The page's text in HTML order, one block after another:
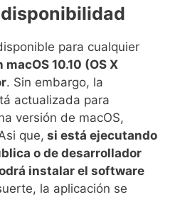
para cualquier
10.10 (OS X
. Sin embargo, la
actualizada para
versión de macOS,
que, si está ejecutando
o de desarrollador
instalar el software
la aplicación se